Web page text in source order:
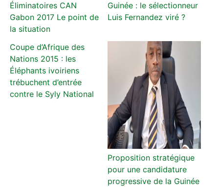
Éliminatoires CAN
Gabon 2017 Le point de
la situation
Guinée : le sélectionneur
Luis Fernandez viré ?
Coupe d’Afrique des
Nations 2015 : les
Éléphants ivoiriens
trébuchent d’entrée
contre le Syly National
Proposition stratégique
pour une candidature
progressive de la Guinée